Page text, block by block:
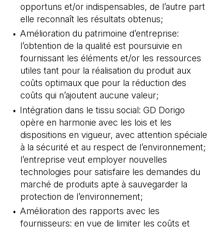
opportuns et/or indispensables, de l’autre part
elle reconnaît les résultats obtenus;
Amélioration du patrimoine d’entreprise:
l’obtention de la qualité est poursuivie en
fournissant les éléments et/or les ressources
utiles tant pour la réalisation du produit aux
coûts optimaux que pour la réduction des
coûts qui n’ajoutent aucune valeur;
Intégration dans le tissu social: GD Dorigo
opère en harmonie avec les lois et les
dispositions en vigueur, avec attention spéciale
à la sécurité et au respect de l’environnement;
l’entreprise veut employer nouvelles
technologies pour satisfaire les demandes du
marché de produits apte à sauvegarder la
protection de l’environnement;
Amélioration des rapports avec les
fournisseurs: en vue de limiter les coûts et